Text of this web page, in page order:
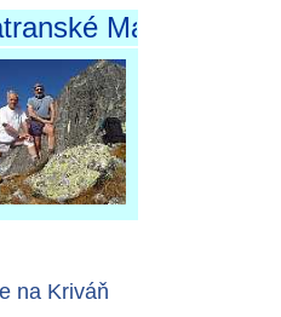
Matliare
na Kriváň